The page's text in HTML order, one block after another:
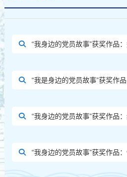
“我身边的党员故事”获奖作品
“我是身边的党员故事”获奖作品
“我身边的党员故事”获奖作品：
“我身边的党员故事”获奖作品：